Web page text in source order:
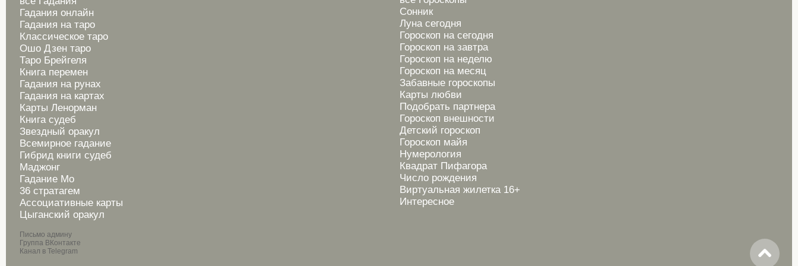
Гадания онлайн
Гадания на таро
Классическое таро
Ошо Дзен таро
Таро Брейгеля
Книга перемен
Гадания на рунах
Гадания на картах
Карты Ленорман
Книга судеб
Звездный оракул
Всемирное гадание
Гибрид книги судеб
Маджонг
Гадание Мо
36 стратагем
Ассоциативные карты
Цыганский оракул
Письмо админу
Группа ВКонтакте
Канал в Telegram
Сонник
Луна сегодня
Гороскоп на сегодня
Гороскоп на завтра
Гороскоп на неделю
Гороскоп на месяц
Забавные гороскопы
Карты любви
Подобрать партнера
Гороскоп внешности
Детский гороскоп
Гороскоп майя
Нумерология
Квадрат Пифагора
Число рождения
Виртуальная жилетка 16+
Интересное